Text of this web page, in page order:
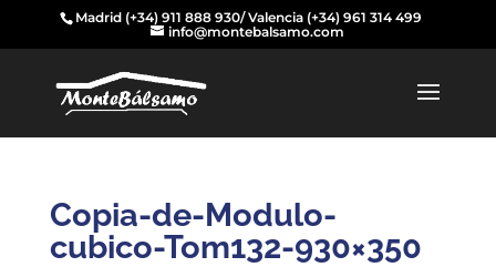
Madrid (+34) 911 888 930/ Valencia (+34) 961 314 499
info@montebalsamo.com
Copia-de-Modulo-
cubico-Tom132-930×350